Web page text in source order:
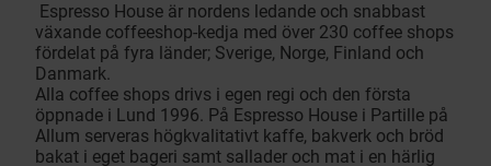
Espresso House är nordens ledande och snabbast
växande coffeeshop-kedja med över 230 coffee shops
fördelat på fyra länder; Sverige, Norge, Finland och
Danmark.
Alla coffee shops drivs i egen regi och den första
öppnade i Lund 1996. På Espresso House i Partille på
Allum serveras högkvalitativt kaffe, bakverk och bröd
bakat i eget bageri samt sallader och mat i en härlig